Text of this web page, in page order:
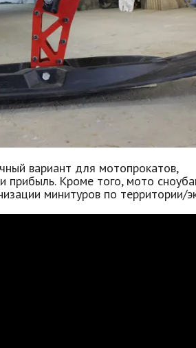
вариант для мотопрокатов,
прибыль. Кроме того, мото
минитуров по территории/